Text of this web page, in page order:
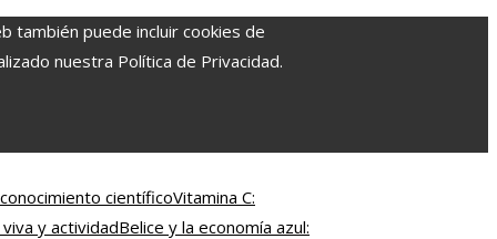
también puede incluir cookies de
nuestra Política de Privacidad.
científicoVitamina C:
y actividadBelice y la economía azul: